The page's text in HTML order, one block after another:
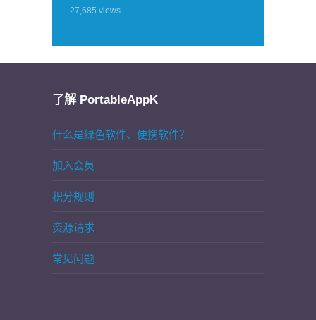
27,685 views
了解 PortableAppK
什么是绿色软件、便携软件？
加入会员
积分规则
资源请求
常见问题